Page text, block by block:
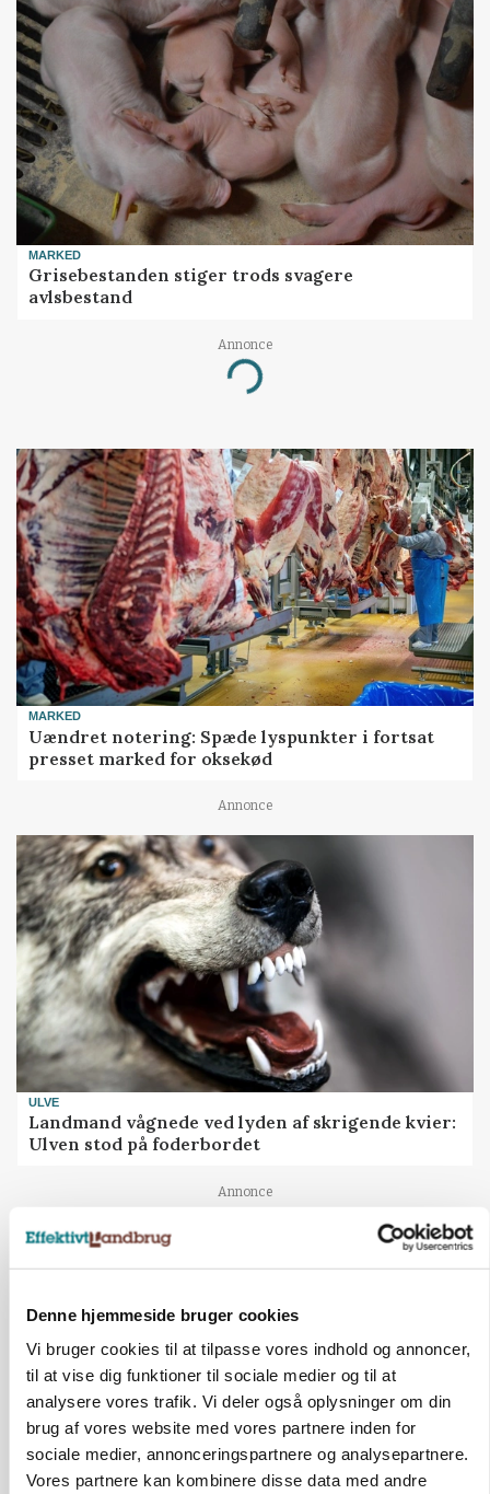
Denne hjemmeside bruger cookies
Vi bruger cookies til at tilpasse vores indhold og annoncer,
til at vise dig funktioner til sociale medier og til at
analysere vores trafik. Vi deler også oplysninger om din
brug af vores website med vores partnere inden for
sociale medier, annonceringspartnere og analysepartnere.
Vores partnere kan kombinere disse data med andre
MARKED
Grisebestanden stiger trods svagere
avlsbestand
Annonce
Loading...
MARKED
Uændret notering: Spæde lyspunkter i fortsat
presset marked for oksekød
Annonce
ULVE
Landmand vågnede ved lyden af skrigende kvier:
Ulven stod på foderbordet
Annonce
LEDER
Loading...